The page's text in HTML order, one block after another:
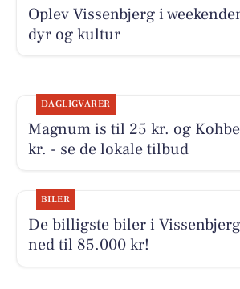
Oplev Vissenbjerg i
dyr og kultur
DAGLIGVARER
Magnum is til 25 kr. og
kr. - se de lokale tilbud
BILER
De billigste biler i
ned til 85.000 kr!